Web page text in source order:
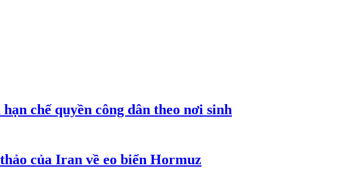
chế quyền công dân theo nơi sinh
của Iran về eo biển Hormuz